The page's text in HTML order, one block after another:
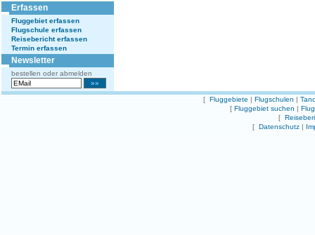
Erfassen
Fluggebiet erfassen
Flugschule erfassen
Reisebericht erfassen
Termin erfassen
Newsletter
bestellen oder abmelden
[ Fluggebiete | Flugschulen |
[ Fluggebiet suchen |
[
[ Datenschutz |